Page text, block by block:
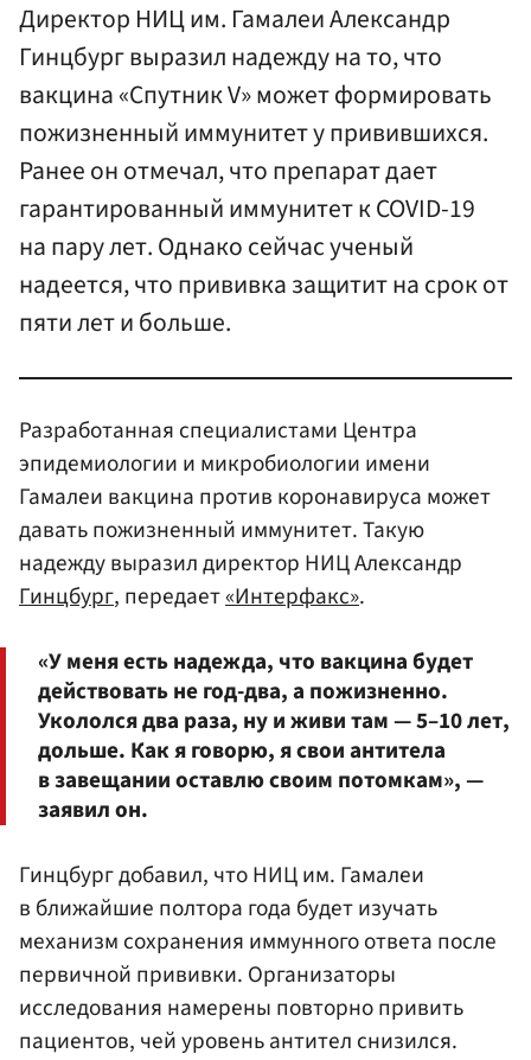
Директор НИЦ им. Гамалеи Александр
Гинцбург выразил надежду на то, что
вакцина «Спутник V» может формировать
пожизненный иммунитет у привившихся.
Ранее он отмечал, что препарат дает
гарантированный иммунитет к COVID-19
на пару лет. Однако сейчас ученый
надеется, что прививка защитит на срок от
пяти лет и больше.
Разработанная специалистами Центра
эпидемиологии и микробиологии имени
Гамалеи вакцина против коронавируса может
давать пожизненный иммунитет. Такую
надежду выразил директор НИЦ Александр
Гинцбург, передает«Интерфакс».
«У меня есть надежда, что вакцина будет
действовать не год-два, а пожизненно.
Укололся два раза, ну и живи там — 5–10 лет,
дольше. Как я говорю, я свои антитела
в завещании оставлю своим потомкам», —
заявил он.
Гинцбург добавил, что НИЦ им. Гамалеи
в ближайшие полтора года будет изучать
механизм сохранения иммунного ответа после
первичной прививки. Организаторы
исследования намерены повторно привить
пациентов, чей уровень антител снизился.